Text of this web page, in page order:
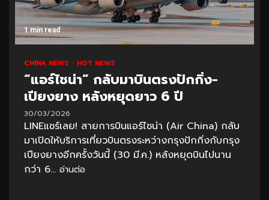
1 min read
CHINA NEWS HOT NEWS
“แอร์ไชน่า” กลับมาบินตรงปักกิ่ง-
เปียงยาง หลังหยุดยาว 6 ปี
30/03/2026
LINEแชร์เลย! สายการบินแอร์ไชน่า (Air China) กลับ
มาเปิดให้บริการเที่ยวบินตรงระหว่างกรุงปักกิ่งกับกรุง
เปียงยางอีกครั้งวันนี้ (30 มี.ค.) หลังหยุดบินไปนาน
กว่า 6... อ่านต่อ